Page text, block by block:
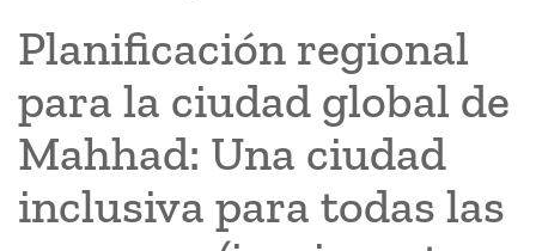
Planificación regional
para la ciudad global de
Mahhad: Una ciudad
inclusiva para todas las